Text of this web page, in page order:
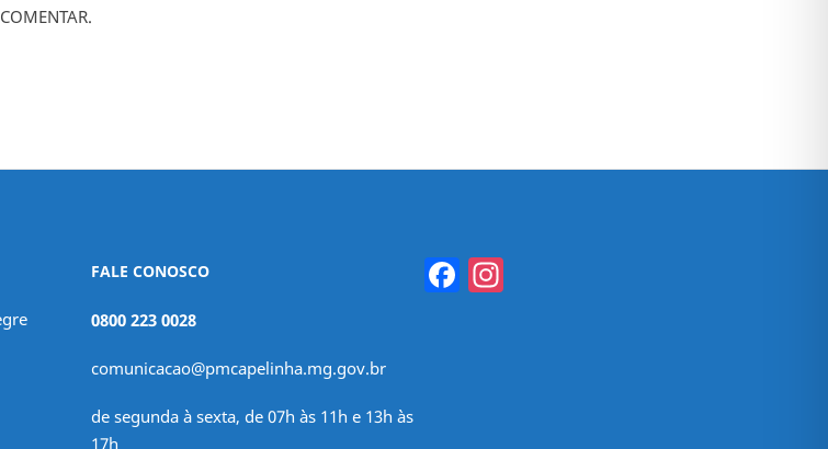
FALE CONOSCO
0800 223 0028
comunicacao@pmcapelinha.mg.gov.br
de segunda à sexta, de 07h às 11h e 13h às
17h
Facebook